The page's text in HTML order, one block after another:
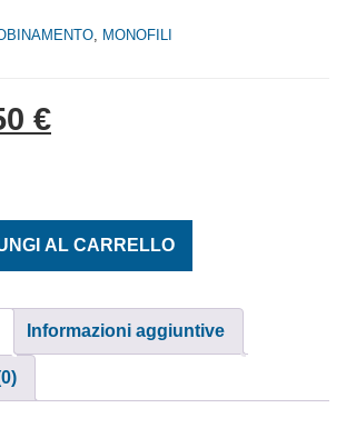
, MONOFILI
originale era:
€Il prezzo attuale è:
AL CARRELLO
Informazioni aggiuntive